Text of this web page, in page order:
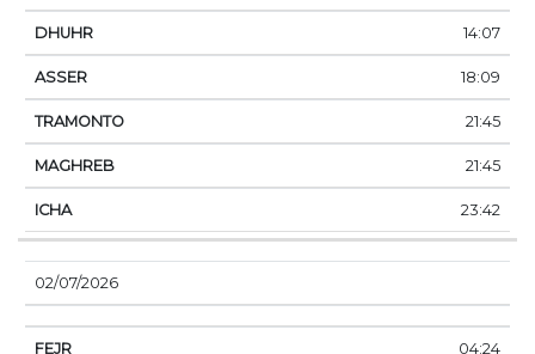
14:07
18:09
21:45
21:45
23:42
02/07/2026
04:24